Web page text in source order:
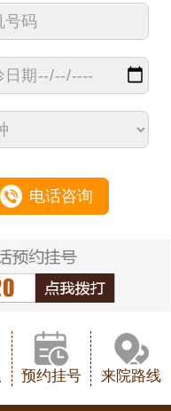
电话咨询
预约挂号 来院路线